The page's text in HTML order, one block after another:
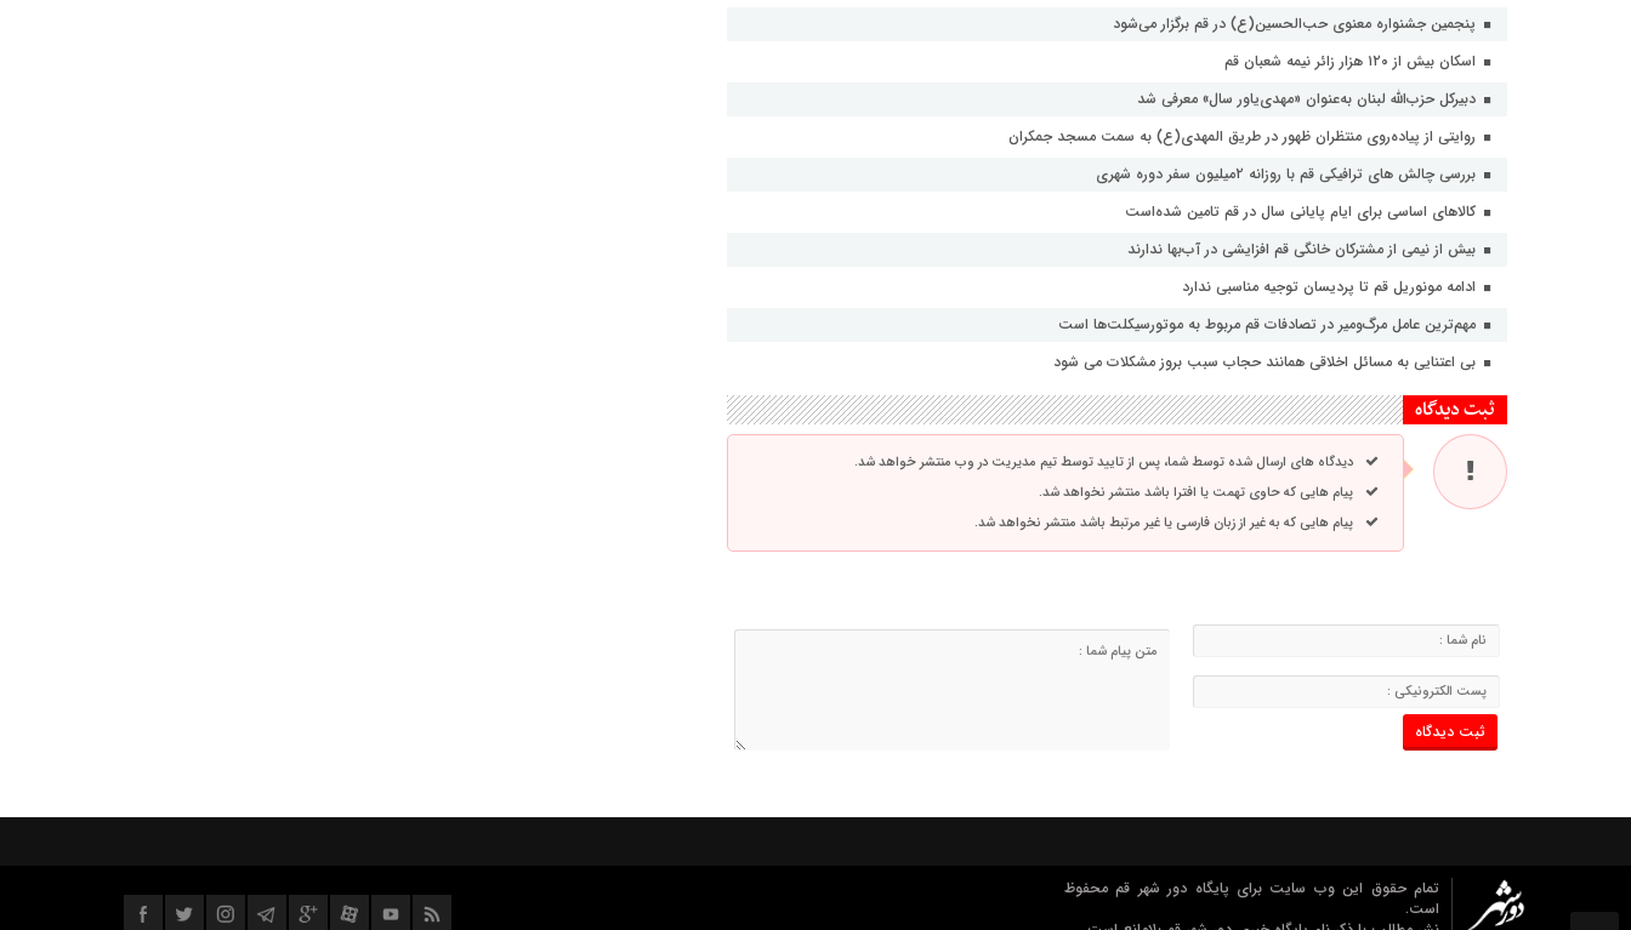
پنجمین جشنواره معنوی حب‌الحسین(ع) در قم برگزار می‌شود
اسکان بیش از ۱۲۰ هزار زائر نیمه شعبان قم
دبیرکل حزب‌الله لبنان به‌عنوان «مهدی‌یاور سال» معرفی شد
روایتی از پیاده‌روی منتظران ظهور در طریق المهدی(ع) به سمت مسجد جمکران
بررسی چالش های ترافیکی قم با روزانه ۲میلیون سفر دوره شهری
کالاهای اساسی برای ایام پایانی سال در قم تامین شده‌است
بیش از نیمی از مشترکان خانگی قم افزایشی در آب‌بها ندارند
ادامه مونوریل قم تا پردیسان توجیه مناسبی ندارد
مهم‌ترین عامل مرگ‌ومیر در تصادفات قم مربوط به موتورسیکلت‌ها است
بی اعتنایی به مسائل اخلاقی همانند حجاب سبب بروز مشکلات می شود
ثبت دیدگاه
دیدگاه های ارسال شده توسط شما، پس از تایید توسط تیم مدیریت در وب منتشر خواهد شد.
پیام هایی که حاوی تهمت یا افترا باشد منتشر نخواهد شد.
پیام هایی که به غیر از زبان فارسی یا غیر مرتبط باشد منتشر نخواهد شد.
تمام حقوق این وب سایت برای پایگاه دور شهر قم محفوظ
است.